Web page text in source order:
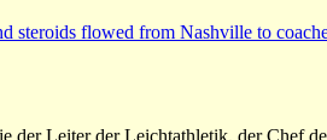
steroids flowed from Nashville to
der Leiter der Leichtathletik, der Chef